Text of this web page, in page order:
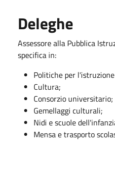
Deleghe
Assessore alla Pubblica
specifica in:
Politiche per
Cultura;
Consorzio universitario;
Gemellaggi culturali;
Nidi e scuole
Mensa e trasporto